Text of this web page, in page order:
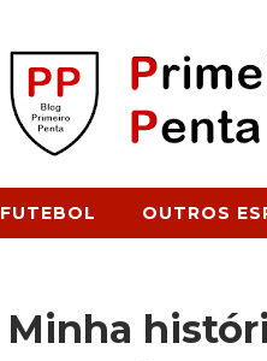
FUTEBOL OUTROS
Minha